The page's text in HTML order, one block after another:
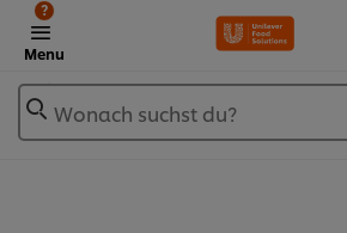
Menu
?
Wonach suchst du?